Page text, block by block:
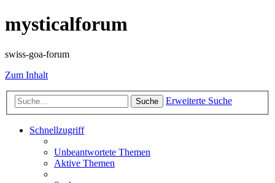
mysticalforum
swiss-goa-forum
Zum Inhalt
Suche Erweiterte Suche
Schnellzugriff
Unbeantwortete Themen
Aktive Themen